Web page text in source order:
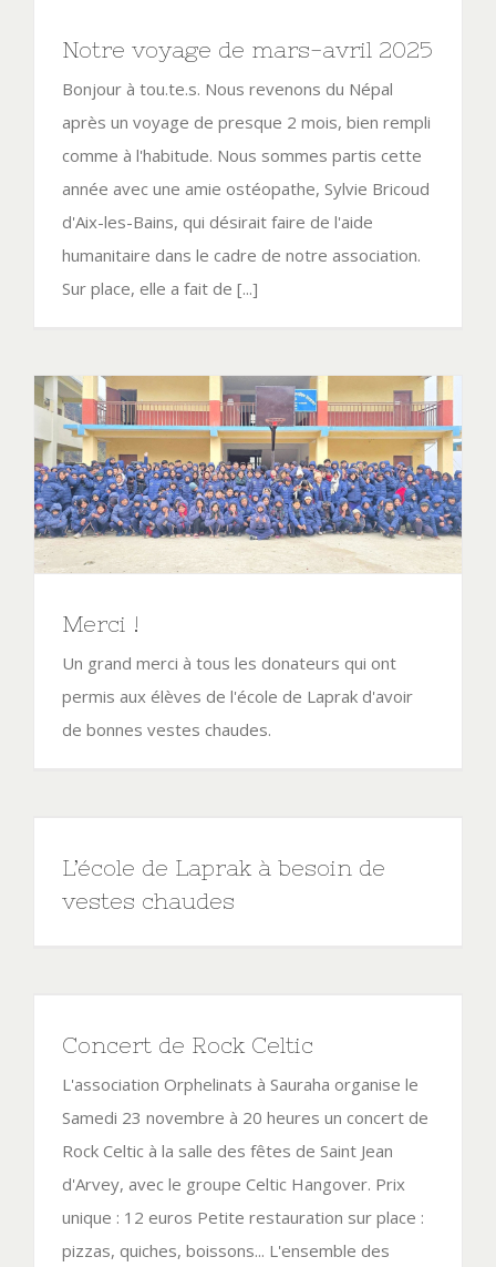
Notre voyage de mars-avril 2025
Bonjour à tou.te.s. Nous revenons du Népal
après un voyage de presque 2 mois, bien rempli
comme à l'habitude. Nous sommes partis cette
année avec une amie ostéopathe, Sylvie Bricoud
d'Aix-les-Bains, qui désirait faire de l'aide
humanitaire dans le cadre de notre association.
Sur place, elle a fait de [...]
Merci !
Un grand merci à tous les donateurs qui ont
permis aux élèves de l'école de Laprak d'avoir
de bonnes vestes chaudes.
L’école de Laprak à besoin de
vestes chaudes
Concert de Rock Celtic
L'association Orphelinats à Sauraha organise le
Samedi 23 novembre à 20 heures un concert de
Rock Celtic à la salle des fêtes de Saint Jean
d'Arvey, avec le groupe Celtic Hangover. Prix
unique : 12 euros Petite restauration sur place :
pizzas, quiches, boissons... L'ensemble des